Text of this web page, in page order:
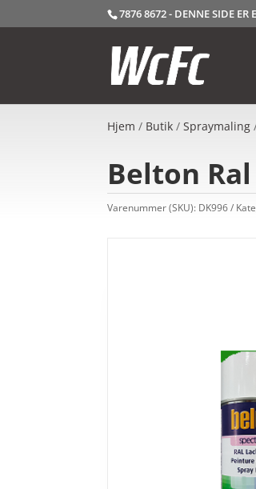
7876 8672 - DENNE SIDE ER
Hjem / Butik /Spraymaling
Belton Ral
Varenummer (SKU): DK996